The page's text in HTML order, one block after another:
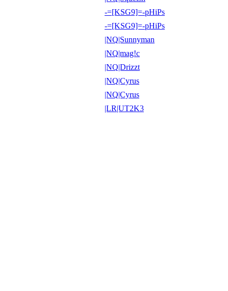
-=[KSG9]=-pHiPs
-=[KSG9]=-pHiPs
|NQ|Sunnyman
|NQ|mag!c
|NQ|Drizzt
|NQ|Cyrus
|NQ|Cyrus
|LR|UT2K3